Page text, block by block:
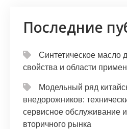
Последние
Синтетическое масло
свойства и области
Модельный ряд
внедорожников:
сервисное обслуживание
вторичного рынка